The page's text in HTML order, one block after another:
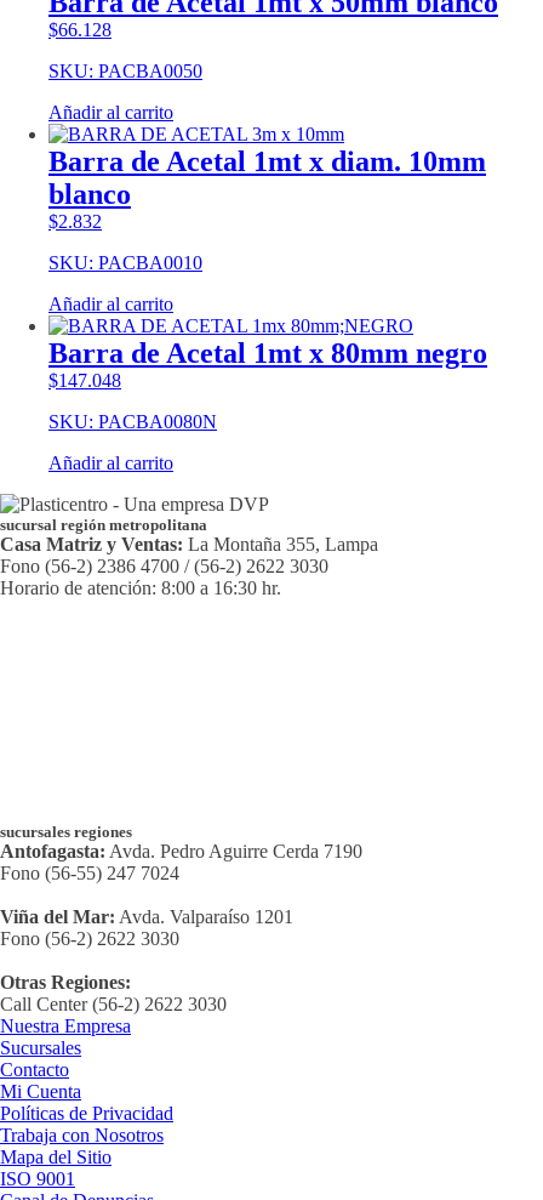
$66.128
SKU: PACBA0050
Añadir al carrito
Barra de Acetal 1mt x diam. 10mm
blanco
$2.832
SKU: PACBA0010
Añadir al carrito
Barra de Acetal 1mt x 80mm negro
$147.048
SKU: PACBA0080N
Añadir al carrito
sucursal región metropolitana
Casa Matriz y Ventas: La Montaña 355, Lampa
Fono (56-2) 2386 4700 / (56-2) 2622 3030
Horario de atención: 8:00 a 16:30 hr.
sucursales regiones
Antofagasta: Avda. Pedro Aguirre Cerda 7190
Fono (56-55) 247 7024
Viña del Mar: Avda. Valparaíso 1201
Fono (56-2) 2622 3030
Otras Regiones:
Call Center (56-2) 2622 3030
Nuestra Empresa
Sucursales
Contacto
Mi Cuenta
Políticas de Privacidad
Trabaja con Nosotros
Mapa del Sitio
ISO 9001